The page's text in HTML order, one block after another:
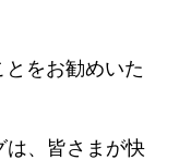
をお勧めいた
は、皆さまが快